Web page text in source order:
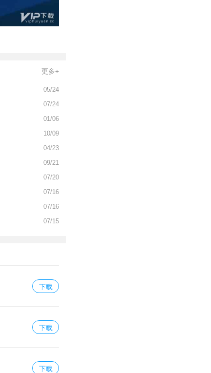
更多+
05/24
07/24
01/06
10/09
04/23
09/21
07/20
07/16
07/16
07/15
下载
下载
下载